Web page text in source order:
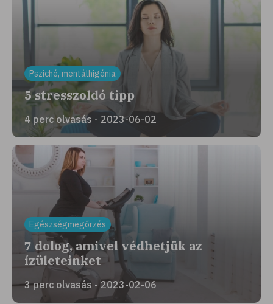
Psziché, mentálhigénia
5 stresszoldó tipp
4 perc olvasás - 2023-06-02
Egészségmegőrzés
7 dolog, amivel védhetjük az
ízületeinket
3 perc olvasás - 2023-02-06